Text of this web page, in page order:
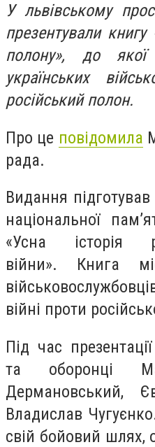
У львівському
презентували книгу
полону», до якої
українських
російський полон.
Про це повідомила
рада.
Видання підготував
національної
«Усна історія
війни». Книга
війні проти
Під час
та оборонці
Дермановський,
Владислав
свій бойовий шлях,